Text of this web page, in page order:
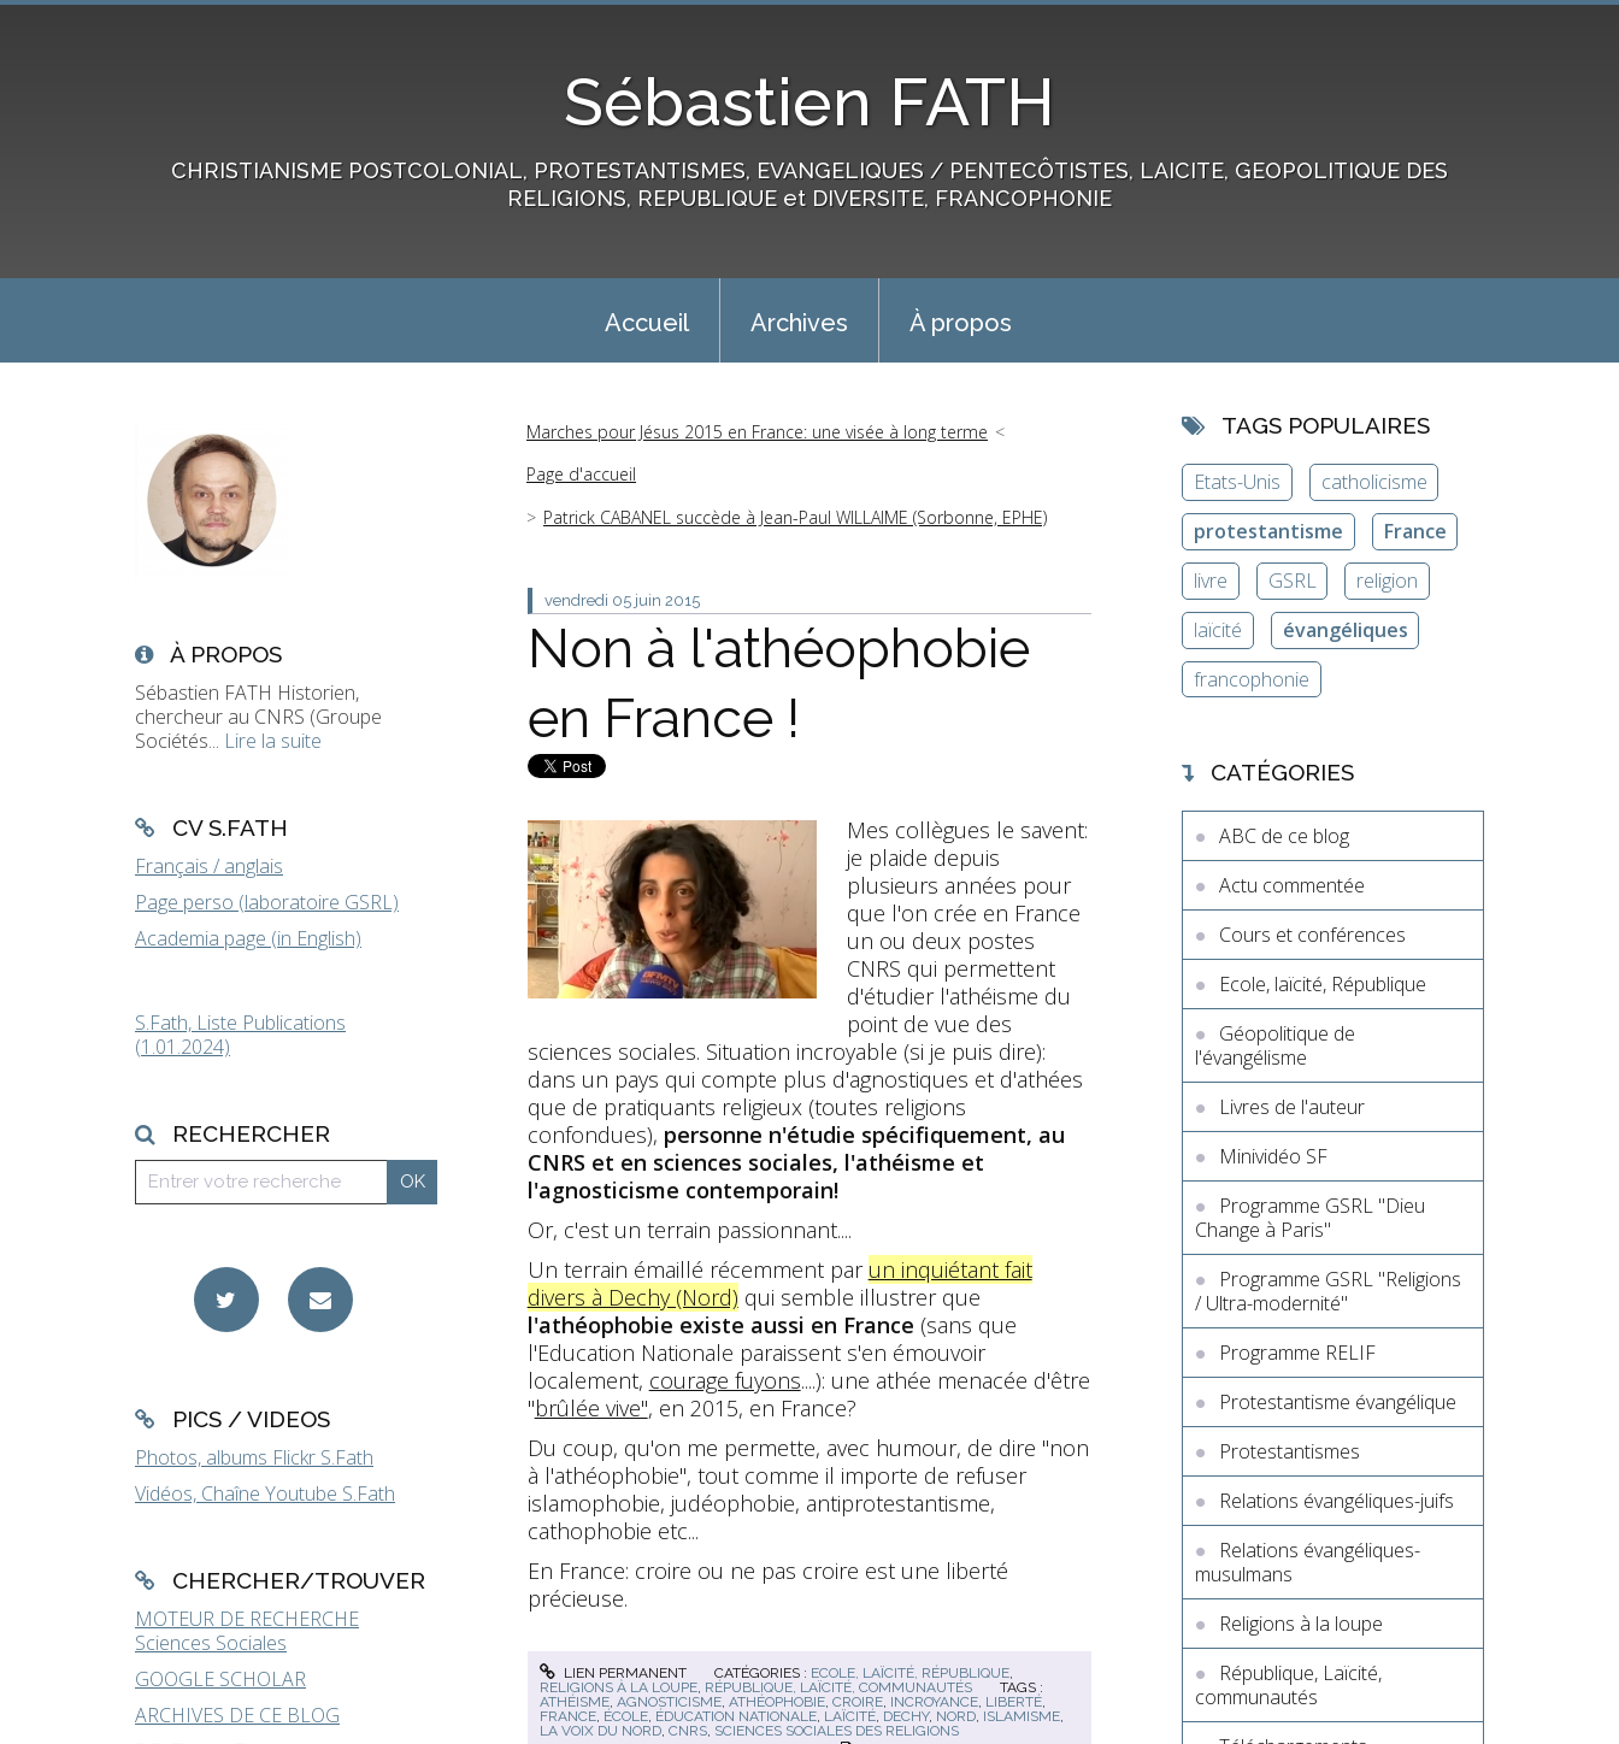
Sébastien FATH
CHRISTIANISME POSTCOLONIAL, PROTESTANTISMES, EVANGELIQUES / PENTECÔTISTES, LAICITE, GEOPOLITIQUE DES
RELIGIONS, REPUBLIQUE et DIVERSITE, FRANCOPHONIE
Accueil Archives À propos
À PROPOS
Sébastien FATH Historien,
chercheur au CNRS (Groupe
Sociétés... Lire la suite
CV S.FATH
Français / anglais
Page perso (laboratoire GSRL)
Academia page (in English)
S.Fath, Liste Publications
(1.01.2024)
RECHERCHER
PICS / VIDEOS
Photos, albums Flickr S.Fath
Vidéos, Chaîne Youtube S.Fath
CHERCHER/TROUVER
MOTEUR DE RECHERCHE
Sciences Sociales
GOOGLE SCHOLAR
ARCHIVES DE CE BLOG
Marches pour Jésus 2015 en France: une visée à long terme
Page d'accueil
Patrick CABANEL succède à Jean-Paul WILLAIME (Sorbonne, EPHE)
vendredi 05 juin 2015
Non à l'athéophobie
en France !
Mes collègues le savent:
je plaide depuis
plusieurs années pour
que l'on crée en France
un ou deux postes
CNRS qui permettent
d'étudier l'athéisme du
point de vue des
sciences sociales. Situation incroyable (si je puis dire):
dans un pays qui compte plus d'agnostiques et d'athées
que de pratiquants religieux (toutes religions
confondues), personne n'étudie spécifiquement, au
CNRS et en sciences sociales, l'athéisme et
l'agnosticisme contemporain!
Or, c'est un terrain passionnant....
Un terrain émaillé récemment par un inquiétant fait
divers à Dechy (Nord) qui semble illustrer que
l'athéophobie existe aussi en France (sans que
l'Education Nationale paraissent s'en émouvoir
localement, courage fuyons....): une athée menacée d'être
"brûlée vive", en 2015, en France?
Du coup, qu'on me permette, avec humour, de dire "non
à l'athéophobie", tout comme il importe de refuser
islamophobie, judéophobie, antiprotestantisme,
cathophobie etc...
En France: croire ou ne pas croire est une liberté
précieuse.
LIEN PERMANENT CATÉGORIES : ECOLE, LAÏCITÉ, RÉPUBLIQUE,
RELIGIONS À LA LOUPE, RÉPUBLIQUE, LAÏCITÉ, COMMUNAUTÉS
TAGS :
ATHÉISME, AGNOSTICISME, ATHÉOPHOBIE, CROIRE, INCROYANCE, LIBERTÉ,
FRANCE, ÉCOLE, ÉDUCATION NATIONALE, LAÏCITÉ, DECHY, NORD, ISLAMISME,
LA VOIX DU NORD, CNRS, SCIENCES SOCIALES DES RELIGIONS
TAGS POPULAIRES
Etats-Unis
catholicisme
protestantisme
France
livre
GSRL
religion
laïcité
évangéliques
francophonie
CATÉGORIES
ABC de ce blog
Actu commentée
Cours et conférences
Ecole, laïcité, République
Géopolitique de
l'évangélisme
Livres de l'auteur
Minividéo SF
Programme GSRL "Dieu
Change à Paris"
Programme GSRL "Religions
/ Ultra-modernité"
Programme RELIF
Protestantisme évangélique
Protestantismes
Relations évangéliques-juifs
Relations évangéliques-
musulmans
Religions à la loupe
République, Laïcité,
communautés